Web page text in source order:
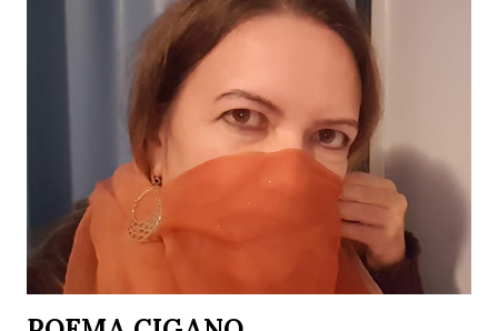
desumano que humano ser? Luciana G. Rugani 2/9/2022